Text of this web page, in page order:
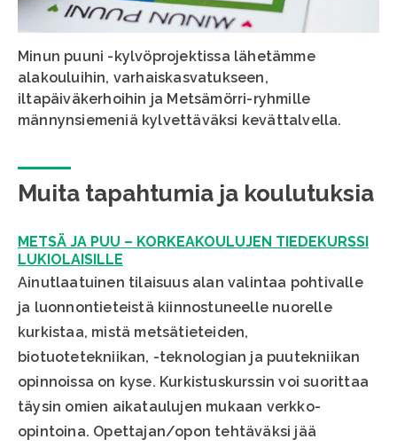
Minun puuni -kylvöprojektissa lähetämme
alakouluihin, varhaiskasvatukseen,
iltapäiväkerhoihin ja Metsämörri-ryhmille
männynsiemeniä kylvettäväksi kevättalvella.
Muita tapahtumia ja koulutuksia
METSÄ JA PUU – KORKEAKOULUJEN TIEDEKURSSI
LUKIOLAISILLE
Ainutlaatuinen tilaisuus alan valintaa pohtivalle
ja luonnontieteistä kiinnostuneelle nuorelle
kurkistaa, mistä metsätieteiden,
biotuotetekniikan, -teknologian ja puutekniikan
opinnoissa on kyse. Kurkistuskurssin voi suorittaa
täysin omien aikataulujen mukaan verkko-
opintoina. Opettajan/opon tehtäväksi jää